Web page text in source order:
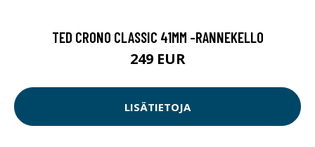
TED CRONO CLASSIC 41MM -RANNEKELLO
249 EUR
LISÄTIETOJA